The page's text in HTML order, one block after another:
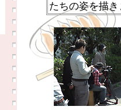
たちの姿を描